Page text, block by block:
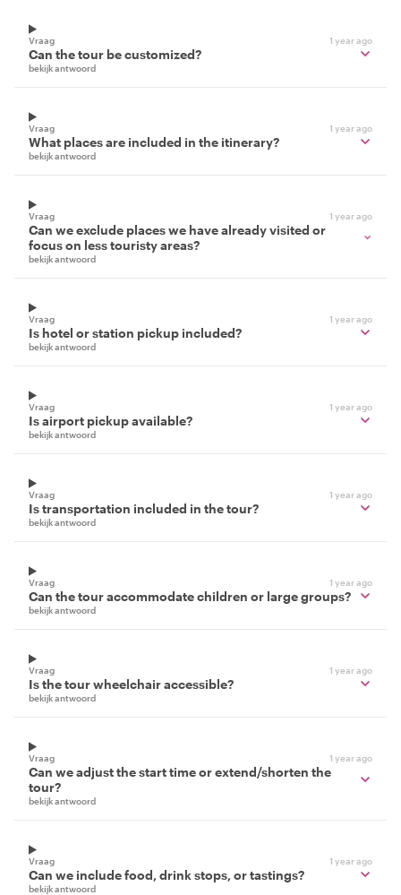
Vraag 1 year ago
Can the tour be customized?
bekijk antwoord
Vraag 1 year ago
What places are included in the itinerary?
bekijk antwoord
Vraag 1 year ago
Can we exclude places we have already visited or
focus on less touristy areas?
bekijk antwoord
Vraag 1 year ago
Is hotel or station pickup included?
bekijk antwoord
Vraag 1 year ago
Is airport pickup available?
bekijk antwoord
Vraag 1 year ago
Is transportation included in the tour?
bekijk antwoord
Vraag 1 year ago
Can the tour accommodate children or large groups?
bekijk antwoord
Vraag 1 year ago
Is the tour wheelchair accessible?
bekijk antwoord
Vraag 1 year ago
Can we adjust the start time or extend/shorten the
tour?
bekijk antwoord
Vraag 1 year ago
Can we include food, drink stops, or tastings?
bekijk antwoord